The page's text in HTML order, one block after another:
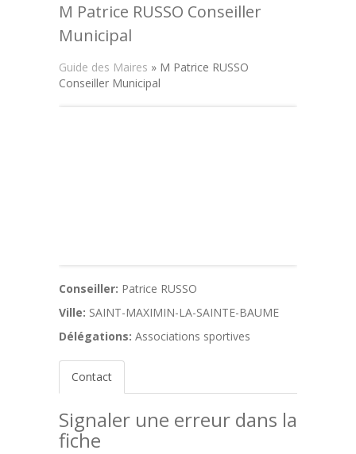
M Patrice RUSSO Conseiller
Municipal
Guide des Maires » M Patrice RUSSO
Conseiller Municipal
Conseiller: Patrice RUSSO
Ville: SAINT-MAXIMIN-LA-SAINTE-BAUME
Délégations: Associations sportives
Contact
Signaler une erreur dans la
fiche